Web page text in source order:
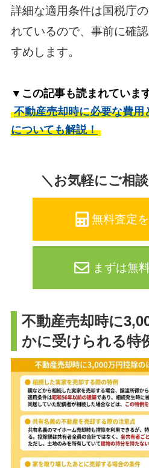
詳細な適用条件は国税庁
れているので、事前に確
すめします。
▼この記事も読まれていま
不動産売却時に必要な費用
についても解説！
＼お気軽にご相
無料査定
まずは無
不動産売却時に
かに受けられる特